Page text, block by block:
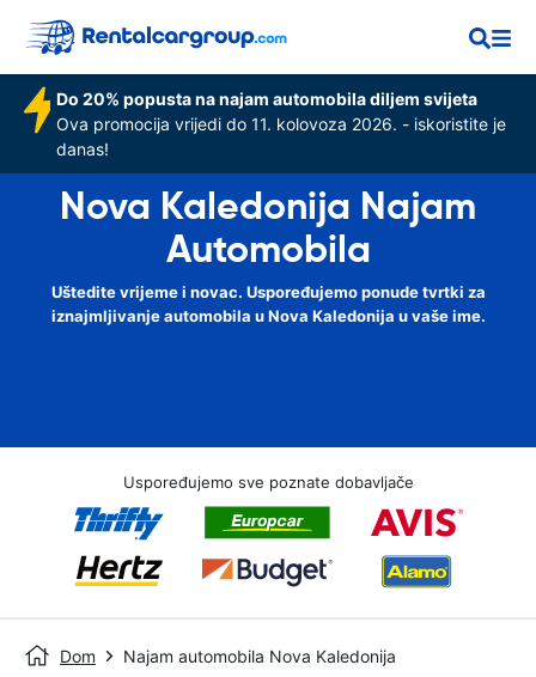
Do 20% popusta na najam automobila diljem svijeta
Ova promocija vrijedi do 11. kolovoza 2026. - iskoristite je
danas!
Nova Kaledonija Najam
Automobila
Uštedite vrijeme i novac. Uspoređujemo ponude tvrtki za
iznajmljivanje automobila u Nova Kaledonija u vaše ime.
Uspoređujemo sve poznate dobavljače
Dom Najam automobila Nova Kaledonija